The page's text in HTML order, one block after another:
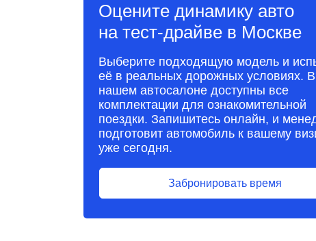
Оцените динамику авто
на тест-драйве в Москве
Выберите подходящую модель и
её в реальных дорожных условиях. В
нашем автосалоне доступны все
комплектации для ознакомительной
поездки. Запишитесь онлайн, и
подготовит автомобиль к вашему
уже сегодня.
Забронировать время